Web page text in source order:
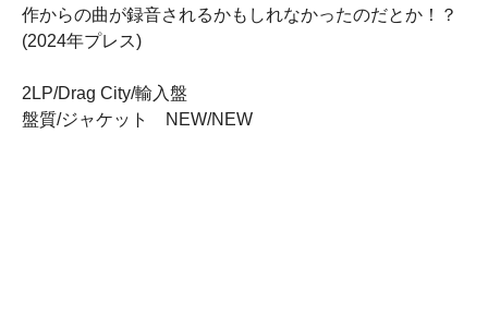
作からの曲が録音されるかもしれなかったのだとか！？
(2024年プレス)
2LP/Drag City/輸入盤
盤質/ジャケット NEW/NEW